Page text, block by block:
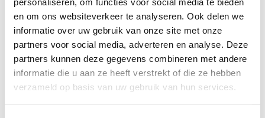
personaliseren, om functies voor social media te bieden
en om ons websiteverkeer te analyseren. Ook delen we
informatie over uw gebruik van onze site met onze
partners voor social media, adverteren en analyse. Deze
partners kunnen deze gegevens combineren met andere
informatie die u aan ze heeft verstrekt of die ze hebben
verzameld op basis van uw gebruik van hun services.
ooginoog.nl. Op die manier zitten we niet voor
niets te wachten op deelnemers.
Handleiding voor Zoom
Als je deelneemt aan de online bijeenkomst